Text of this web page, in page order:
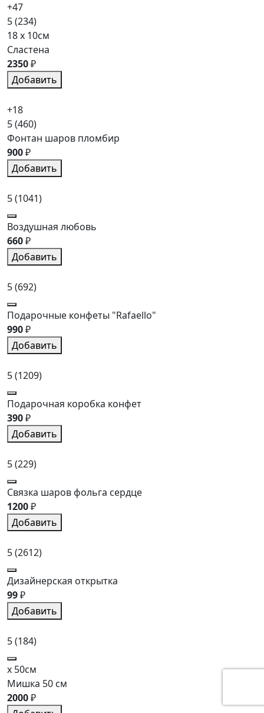
+47
5(234)
18 x 10см
Сластена
2350₽
Добавить
+18
5(460)
Фонтан шаров пломбир
900₽
Добавить
5(1041)
Воздушная любовь
660₽
Добавить
5(692)
Подарочные конфеты "Rafaello"
990₽
Добавить
5(1209)
Подарочная коробка конфет
390₽
Добавить
5(229)
Связка шаров фольга сердце
1200₽
Добавить
5(2612)
Дизайнерская открытка
99₽
Добавить
5(184)
x 50см
Мишка 50 см
2000₽